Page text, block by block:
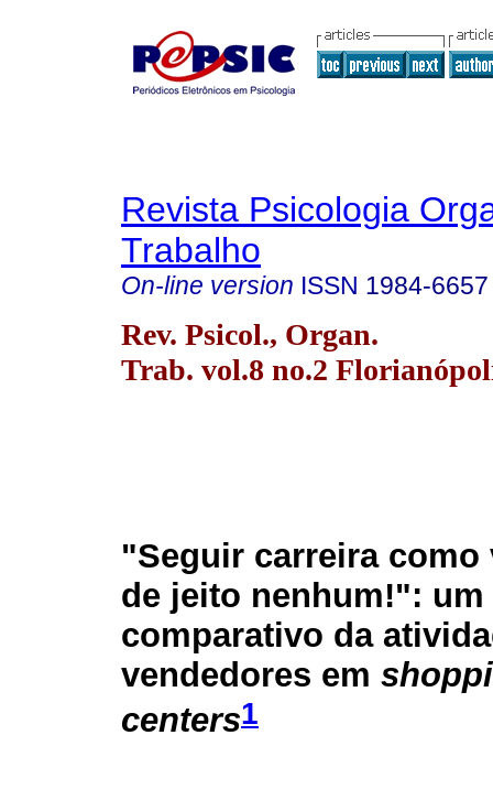
Revista Psicologia
Trabalho
On-line version ISSN 1984-6657
Rev. Psicol., Organ.
Trab. vol.8 no.2
"Seguir carreira como
de jeito nenhum!": um
comparativo da
vendedores em
centers1